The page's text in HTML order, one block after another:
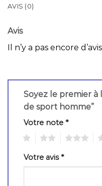
AVIS (0)
Avis
Il n’y a pas encore
Soyez le premier à
de sport homme”
Votre note *
Votre avis*